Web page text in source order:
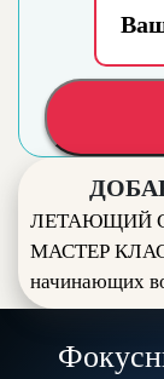
ЛЕТАЮЩИЙ
МАСТЕР
начинающих